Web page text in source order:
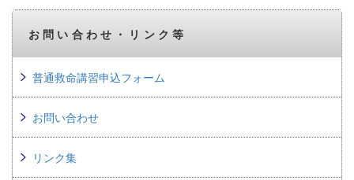
お問い合わせ・リンク等
普通救命講習申込フォーム
お問い合わせ
リンク集